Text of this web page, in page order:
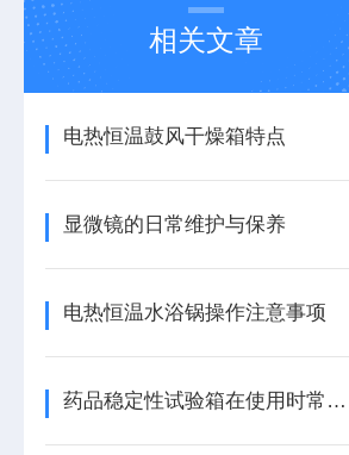
相关文章
电热恒温鼓风干燥箱特点
显微镜的日常维护与保养
电热恒温水浴锅操作注意事项
药品稳定性试验箱在使用时常见故障现象，该怎么处理？